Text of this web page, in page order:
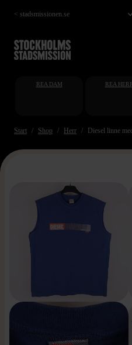
Hoppa
till
< stadsmissionen.se
REA DAM REA
Start Shop Herr Diesel linne